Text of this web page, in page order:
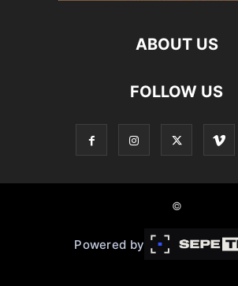
ABOUT US
FOLLOW US
©
Powered by